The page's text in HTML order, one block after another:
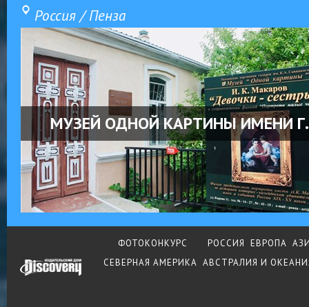
Россия / Пенза
МУЗЕЙ ОДНОЙ КАРТИНЫ ИМЕНИ
ФОТОКОНКУРС РОССИЯ ЕВРОПА
СЕВЕРНАЯ АМЕРИКА АВСТРАЛИЯ И